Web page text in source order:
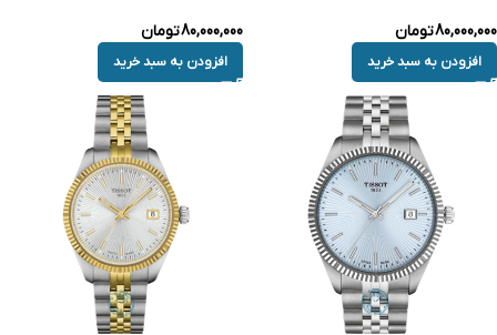
80,000,000تومان
افزودن به سبد خرید
80,000,000تومان
افزودن به سبد خرید